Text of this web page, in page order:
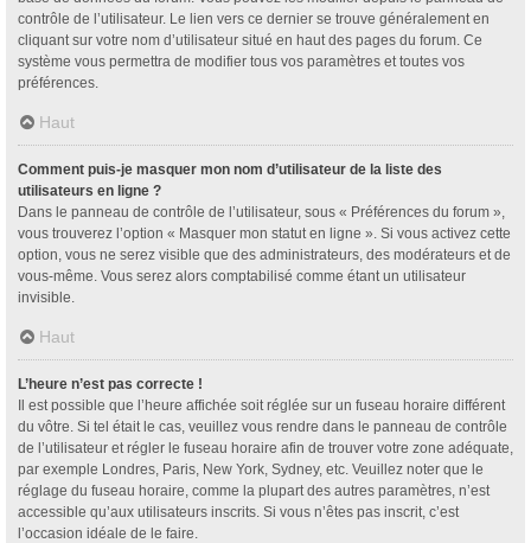
contrôle de l’utilisateur. Le lien vers ce dernier se trouve généralement en
cliquant sur votre nom d’utilisateur situé en haut des pages du forum. Ce
système vous permettra de modifier tous vos paramètres et toutes vos
préférences.
Haut
Comment puis-je masquer mon nom d’utilisateur de la liste des
utilisateurs en ligne ?
Dans le panneau de contrôle de l’utilisateur, sous « Préférences du forum »,
vous trouverez l’option « Masquer mon statut en ligne ». Si vous activez cette
option, vous ne serez visible que des administrateurs, des modérateurs et de
vous-même. Vous serez alors comptabilisé comme étant un utilisateur
invisible.
Haut
L’heure n’est pas correcte !
Il est possible que l’heure affichée soit réglée sur un fuseau horaire différent
du vôtre. Si tel était le cas, veuillez vous rendre dans le panneau de contrôle
de l’utilisateur et régler le fuseau horaire afin de trouver votre zone adéquate,
par exemple Londres, Paris, New York, Sydney, etc. Veuillez noter que le
réglage du fuseau horaire, comme la plupart des autres paramètres, n’est
accessible qu’aux utilisateurs inscrits. Si vous n’êtes pas inscrit, c’est
l’occasion idéale de le faire.